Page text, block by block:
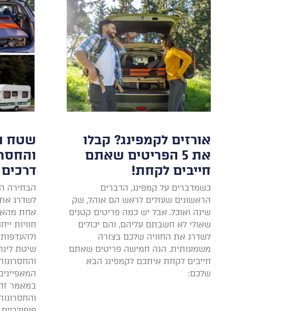
אורזים לקמפינג? קבלו
את 5 הפריטים שאתם
חייבים לקחת!
כשמדברים על קמפינג, הדברים
הראשונים שעולים לראש הם אוהל, שק
שינה ואוכל. אבל יש כמה פריטים קטנים
שאולי לא חשבתם עליהם, והם יכולים
לשדרג את החוויה שלכם בצורה
משמעותית. הנה חמישה פריטים שאתם
חייבים לקחת איתכם לקמפינג הבא
שלכם:
שטח
הבחירה
לשדרג
אחת
חוויות
שיטת
במאמר